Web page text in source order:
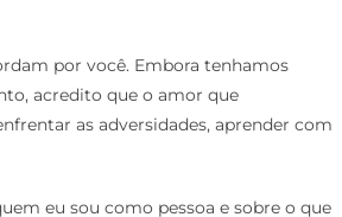
por você. Embora tenhamos
acredito que o amor que
as adversidades, aprender com
eu sou como pessoa e sobre o que